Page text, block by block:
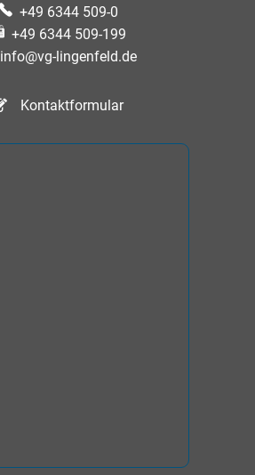
+49 6344 509-0
+49 6344 509-199
info@vg-lingenfeld.de
Kontaktformular